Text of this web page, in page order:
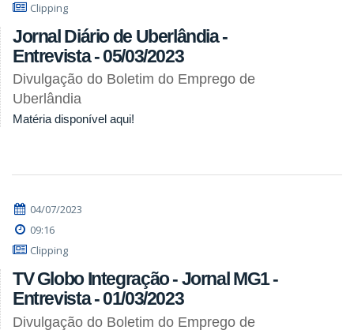
Clipping
Jornal Diário de Uberlândia -
Entrevista - 05/03/2023
Divulgação do Boletim do Emprego de
Uberlândia
Matéria disponível aqui!
04/07/2023
09:16
Clipping
TV Globo Integração - Jornal MG1 -
Entrevista - 01/03/2023
Divulgação do Boletim do Emprego de